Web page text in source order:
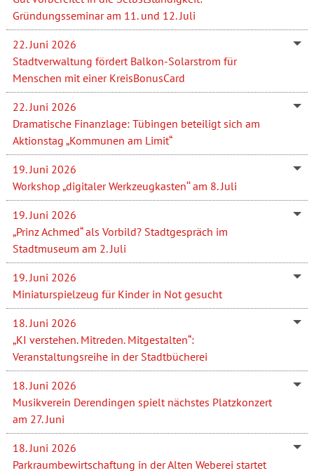
Gründungsseminar am 11. und 12. Juli
22. Juni 2026
Stadtverwaltung fördert Balkon-Solarstrom für
Menschen mit einer KreisBonusCard
22. Juni 2026
Dramatische Finanzlage: Tübingen beteiligt sich am
Aktionstag „Kommunen am Limit“
19. Juni 2026
Workshop „digitaler Werkzeugkasten‘‘ am 8. Juli
19. Juni 2026
„Prinz Achmed“ als Vorbild? Stadtgespräch im
Stadtmuseum am 2. Juli
19. Juni 2026
Miniaturspielzeug für Kinder in Not gesucht
18. Juni 2026
„KI verstehen. Mitreden. Mitgestalten“:
Veranstaltungsreihe in der Stadtbücherei
18. Juni 2026
Musikverein Derendingen spielt nächstes Platzkonzert
am 27. Juni
18. Juni 2026
Parkraumbewirtschaftung in der Alten Weberei startet